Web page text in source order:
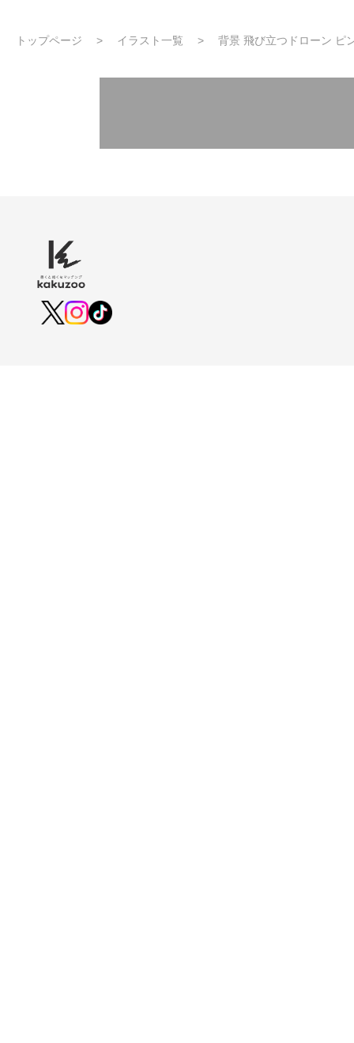
トップページ イラスト一覧 背景 飛び立つドローン ピ